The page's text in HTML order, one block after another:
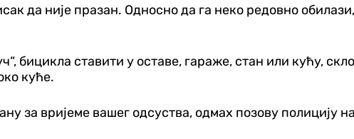
да није празан. Односно да га неко редовно
бицикла ставити у оставе, гараже, стан или кућу,
куће.
за вријеме вашег одсуства, одмах позову полицију на